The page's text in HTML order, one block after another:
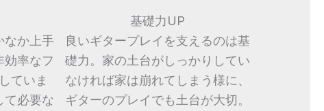
なか上手
効率なフ
ていま
て必要な
基礎力UP
良いギタープレイを支えるのは基
礎力。家の土台がしっかりしてい
なければ家は崩れてしまう様に、
ギターのプレイでも土台が大切。